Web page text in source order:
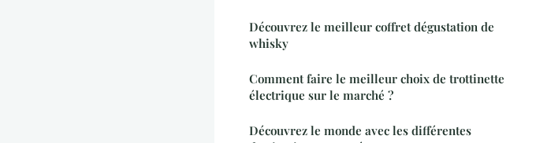
Découvrez le meilleur coffret dégustation de
whisky
Comment faire le meilleur choix de trottinette
électrique sur le marché ?
Découvrez le monde avec les différentes